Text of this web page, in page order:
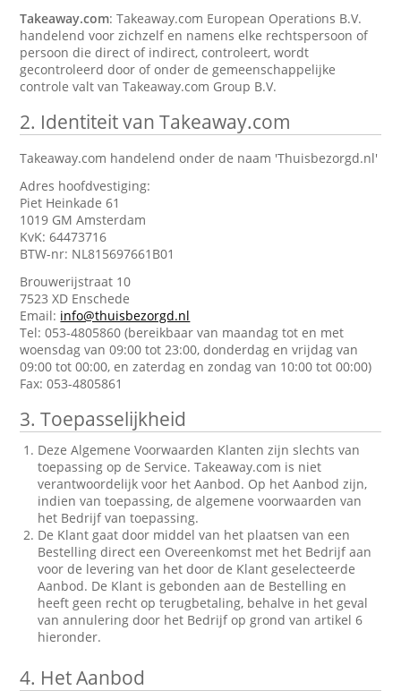
Takeaway.com: Takeaway.com European Operations B.V.
handelend voor zichzelf en namens elke rechtspersoon of
persoon die direct of indirect, controleert, wordt
gecontroleerd door of onder de gemeenschappelijke
controle valt van Takeaway.com Group B.V.
2. Identiteit van Takeaway.com
Takeaway.com handelend onder de naam 'Thuisbezorgd.nl'
Adres hoofdvestiging:
Piet Heinkade 61
1019 GM Amsterdam
KvK: 64473716
BTW-nr: NL815697661B01
Brouwerijstraat 10
7523 XD Enschede
Email: info@thuisbezorgd.nl
Tel: 053-4805860 (bereikbaar van maandag tot en met
woensdag van 09:00 tot 23:00, donderdag en vrijdag van
09:00 tot 00:00, en zaterdag en zondag van 10:00 tot 00:00)
Fax: 053-4805861
3. Toepasselijkheid
Deze Algemene Voorwaarden Klanten zijn slechts van
toepassing op de Service. Takeaway.com is niet
verantwoordelijk voor het Aanbod. Op het Aanbod zijn,
indien van toepassing, de algemene voorwaarden van
het Bedrijf van toepassing.
De Klant gaat door middel van het plaatsen van een
Bestelling direct een Overeenkomst met het Bedrijf aan
voor de levering van het door de Klant geselecteerde
Aanbod. De Klant is gebonden aan de Bestelling en
heeft geen recht op terugbetaling, behalve in het geval
van annulering door het Bedrijf op grond van artikel 6
hieronder.
4. Het Aanbod